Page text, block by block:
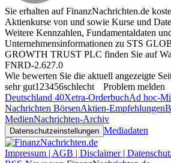
Sie erhalten auf FinanzNachrichten.de
Aktienkurse von und sowie Kurse und
Weitere Kennzahlen, Fundamentaldaten
Unternehmensinformationen zu STS
GROWTH TRUST PLC finden Sie auf
FNRD-2.627.0
Wie bewerten Sie die aktuell angezeigte
sehr gut1 23456schlecht
Problem melden
Deutschland 40Xetra-OrderbuchAd hoc-
Nachrichten BörsenAktien-Empfehlungen
MedienNachrichten-Archiv
Datenschutzeinstellungen Mediadaten
Impressum | AGB | Disclaimer |